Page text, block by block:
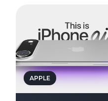
APPLE